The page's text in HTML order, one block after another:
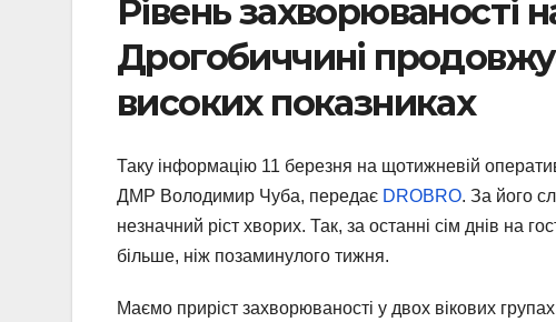
Рівень захворюваності
Дрогобиччині
високих показниках
Таку інформацію 11 березня на щотижневій
ДМР Володимир Чуба, передає DROBRO. За його
незначний ріст хворих. Так, за останні сім днів на
більше, ніж позаминулого тижня.
Маємо приріст захворюваності у двох вікових